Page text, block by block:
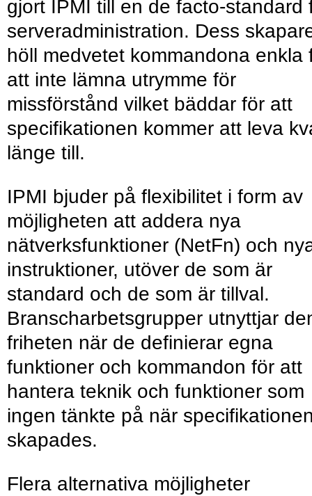
gjort IPMI till en de facto-standard
serveradministration. Dess
höll medvetet kommandona enkla
att inte lämna utrymme för
missförstånd vilket bäddar för att
specifikationen kommer att leva
länge till.
IPMI bjuder på flexibilitet i form av
möjligheten att addera nya
nätverksfunktioner (NetFn) och
instruktioner, utöver de som är
standard och de som är tillval.
Branscharbetsgrupper utnyttjar
friheten när de definierar egna
funktioner och kommandon för att
hantera teknik och funktioner som
ingen tänkte på när
skapades.
Flera alternativa möjligheter